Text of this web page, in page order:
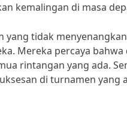
kemalingan di masa
yang tidak
Mereka percaya
rintangan yang ada.
di turnamen yang